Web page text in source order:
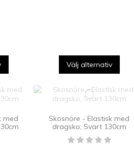
Välj alternativ
med
Skosnöre - Elastisk med
dragsko, Svart 130cm